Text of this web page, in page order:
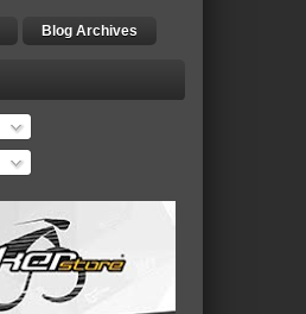
Blog Archives